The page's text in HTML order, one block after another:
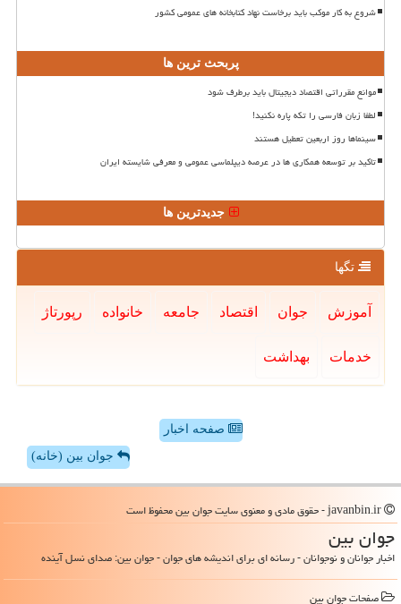
شروع به کار موکب باید برخاست نهاد کتابخانه های عمومی کشور
پربحث ترین ها
موانع مقرراتی اقتصاد دیجیتال باید برطرف شود
لطفا زبان فارسی را تکه پاره نکنید!
سینماها روز اربعین تعطیل هستند
تاکید بر توسعه همکاری ها در عرصه دیپلماسی عمومی و معرفی شایسته ایران
جدیدترین ها
تگها
آموزش جوان اقتصاد جامعه خانواده رپورتاژ
خدمات بهداشت
صفحه اخبار
جوان بین (خانه)
جوان بین
اخبار جوانان و نوجوانان - رسانه ای برای اندیشه های جوان - جوان بین: صدای نسل آینده
صفحات جوان بین